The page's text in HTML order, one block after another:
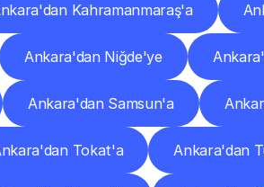
Kahramanmaraş'a
Ankara'dan Niğde'ye
Ankara'dan Samsun'a
Tokat'a Ankara'dan